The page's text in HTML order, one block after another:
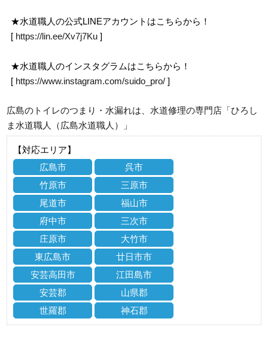
★水道職人の公式LINEアカウントはこちらから！
[ https://lin.ee/Xv7j7Ku ]
★水道職人のインスタグラムはこちらから！
[ https://www.instagram.com/suido_pro/ ]
広島のトイレのつまり・水漏れは、水道修理の専門店「ひろし
ま水道職人（広島水道職人）」
【対応エリア】
広島市
呉市
竹原市
三原市
尾道市
福山市
府中市
三次市
庄原市
大竹市
東広島市
廿日市市
安芸高田市
江田島市
安芸郡
山県郡
世羅郡
神石郡